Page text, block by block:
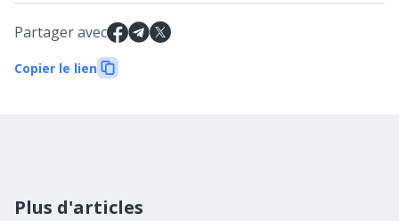
Partager avec
Copier le lien
Plus d'articles